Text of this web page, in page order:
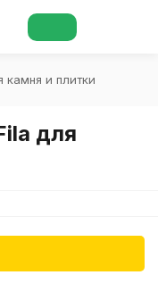
камня и плитки
для